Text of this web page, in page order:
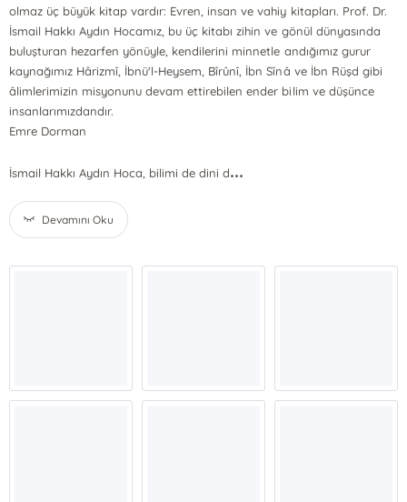
olmaz üç büyük kitap vardır: Evren, insan ve vahiy kitapları. Prof. Dr.
İsmail Hakkı Aydın Hocamız, bu üç kitabı zihin ve gönül dünyasında
buluşturan hezarfen yönüyle, kendilerini minnetle andığımız gurur
kaynağımız Hârizmî, İbnü'l-Heysem, Bîrûnî, İbn Sînâ ve İbn Rüşd gibi
âlimlerimizin misyonunu devam ettirebilen ender bilim ve düşünce
insanlarımızdandır.
Emre Dorman
İsmail Hakkı Aydın Hoca, bilimi de dini d...
Devamını Oku